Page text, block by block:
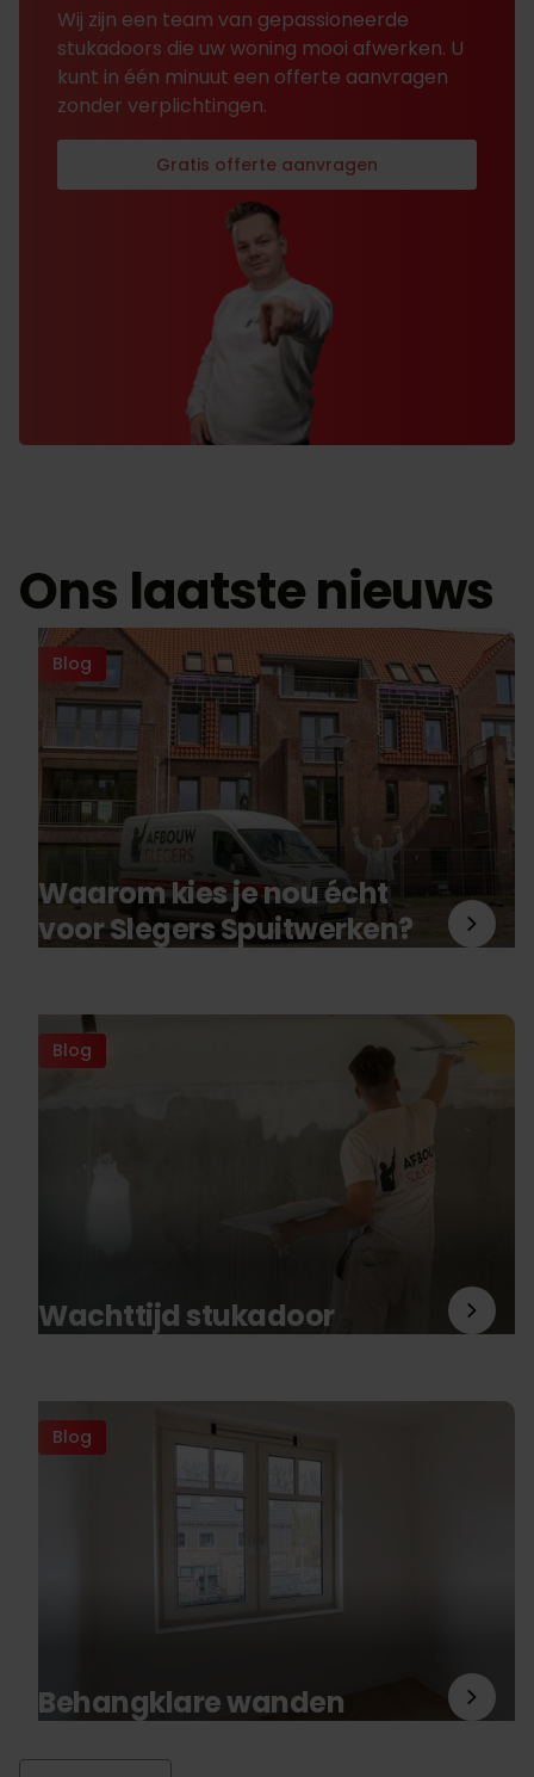
Wij zijn een team van gepassioneerde
stukadoors die uw woning mooi afwerken. U
kunt in één minuut een offerte aanvragen
zonder verplichtingen.
Gratis offerte aanvragen
Ons laatste nieuws
Blog
Waarom kies je nou écht
voor Slegers Spuitwerken?
Blog
Wachttijd stukadoor
Blog
Behangklare wanden